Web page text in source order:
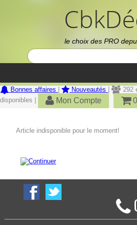
le choix des PRO
Bonnes affaires Nouveautés 292
disponibles |
Mon Compte
Article indisponible pour le moment!